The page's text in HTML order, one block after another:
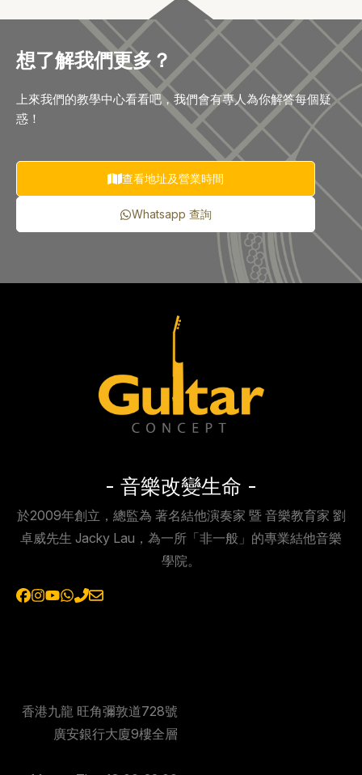
想了解我們更多？
上來我們的教學中心看看吧，我們會有專人為你解答每個疑
惑！
查看地址及營業時間
Whatsapp 查詢
- 音樂改變生命 -
於2009年創立，總監為 著名結他演奏家 暨 音樂教育家 劉
卓威先生 Jacky Lau，為一所「非一般」的專業結他音樂
學院。
香港九龍 旺角彌敦道728號
廣安銀行大廈9樓全層